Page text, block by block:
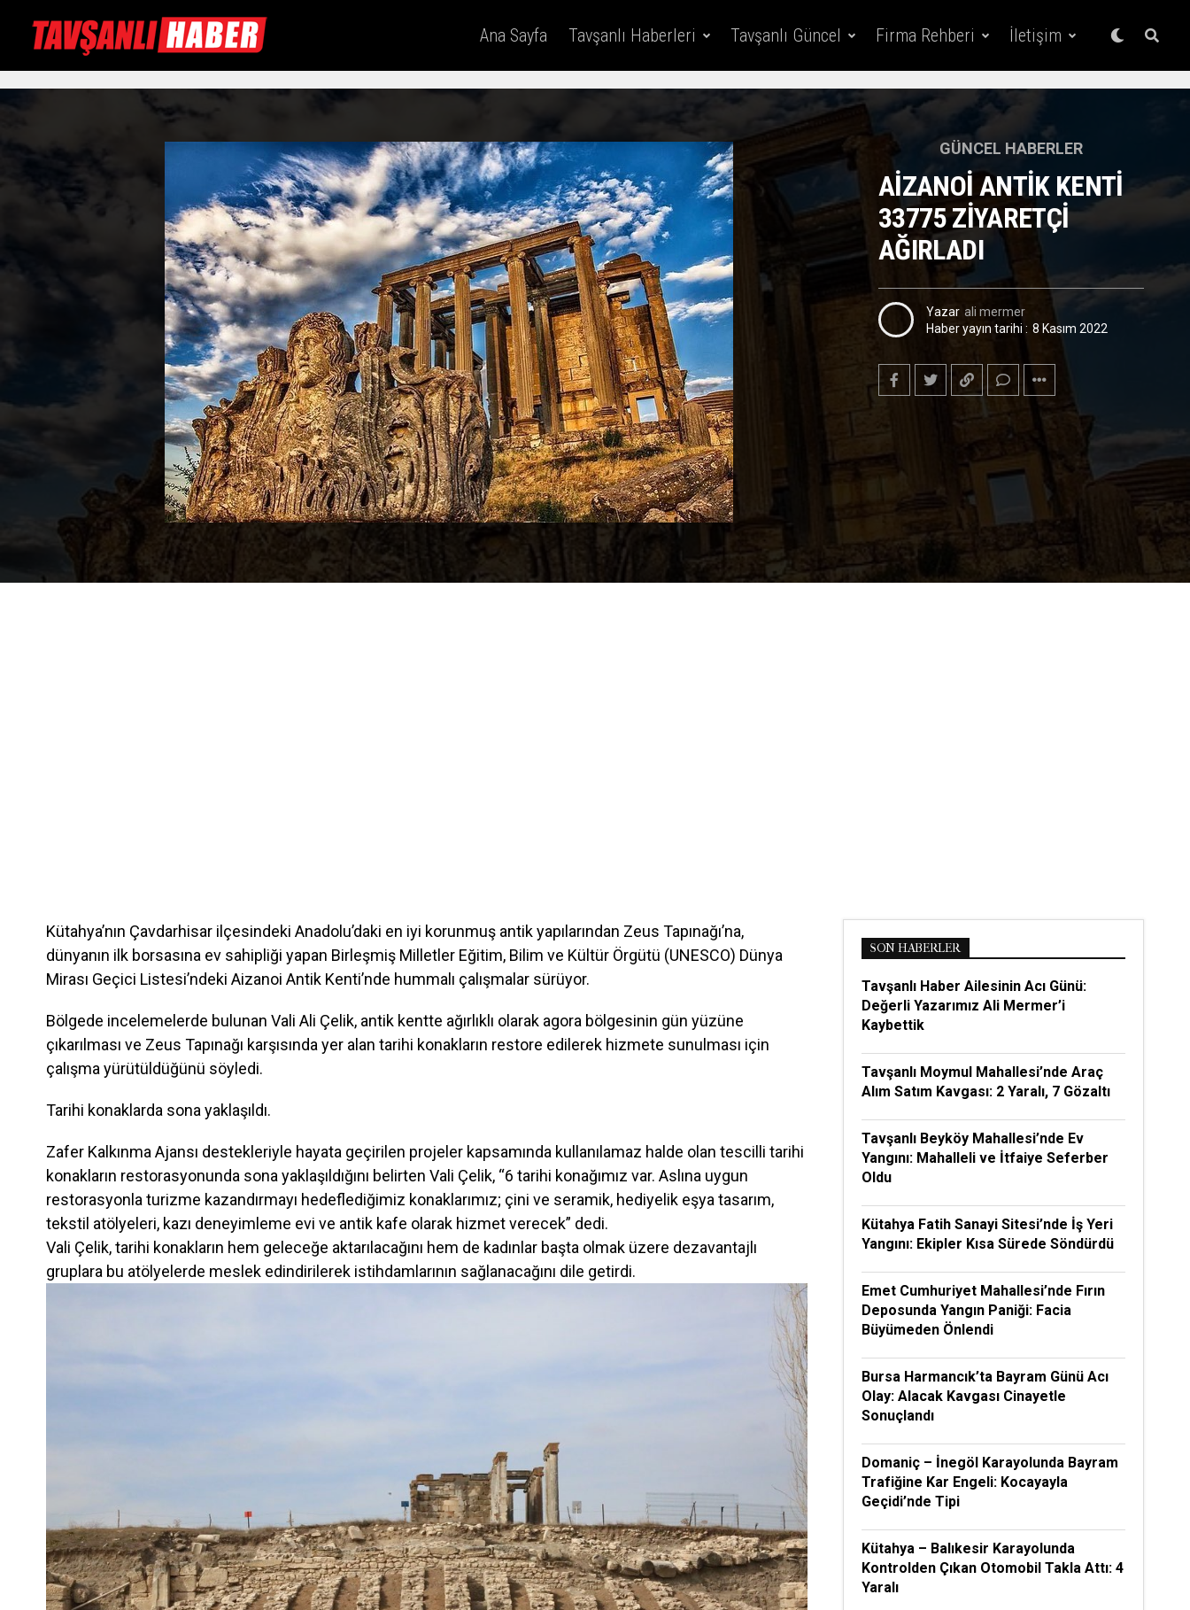
Ana Sayfa Tavşanlı Haberleri Tavşanlı Güncel Firma Rehberi İletişim
GÜNCEL HABERLER
AİZANOİ ANTİK KENTİ
33775 ZİYARETÇİ
AĞIRLADI
Yazar ali mermer
Haber yayın tarihi : 8 Kasım 2022
Kütahya’nın Çavdarhisar ilçesindeki Anadolu’daki en iyi korunmuş antik yapılarından Zeus Tapınağı’na,
dünyanın ilk borsasına ev sahipliği yapan Birleşmiş Milletler Eğitim, Bilim ve Kültür Örgütü (UNESCO) Dünya
Mirası Geçici Listesi’ndeki Aizanoi Antik Kenti’nde hummalı çalışmalar sürüyor.
Bölgede incelemelerde bulunan Vali Ali Çelik, antik kentte ağırlıklı olarak agora bölgesinin gün yüzüne
çıkarılması ve Zeus Tapınağı karşısında yer alan tarihi konakların restore edilerek hizmete sunulması için
çalışma yürütüldüğünü söyledi.
Tarihi konaklarda sona yaklaşıldı.
Zafer Kalkınma Ajansı destekleriyle hayata geçirilen projeler kapsamında kullanılamaz halde olan tescilli tarihi
konakların restorasyonunda sona yaklaşıldığını belirten Vali Çelik, “6 tarihi konağımız var. Aslına uygun
restorasyonla turizme kazandırmayı hedeflediğimiz konaklarımız; çini ve seramik, hediyelik eşya tasarım,
tekstil atölyeleri, kazı deneyimleme evi ve antik kafe olarak hizmet verecek” dedi.
Vali Çelik, tarihi konakların hem geleceğe aktarılacağını hem de kadınlar başta olmak üzere dezavantajlı
gruplara bu atölyelerde meslek edindirilerek istihdamlarının sağlanacağını dile getirdi.
SON HABERLER
Tavşanlı Haber Ailesinin Acı Günü:
Değerli Yazarımız Ali Mermer’i
Kaybettik
Tavşanlı Moymul Mahallesi’nde Araç
Alım Satım Kavgası: 2 Yaralı, 7 Gözaltı
Tavşanlı Beyköy Mahallesi’nde Ev
Yangını: Mahalleli ve İtfaiye Seferber
Oldu
Kütahya Fatih Sanayi Sitesi’nde İş Yeri
Yangını: Ekipler Kısa Sürede Söndürdü
Emet Cumhuriyet Mahallesi’nde Fırın
Deposunda Yangın Paniği: Facia
Büyümeden Önlendi
Bursa Harmancık’ta Bayram Günü Acı
Olay: Alacak Kavgası Cinayetle
Sonuçlandı
Domaniç – İnegöl Karayolunda Bayram
Trafiğine Kar Engeli: Kocayayla
Geçidi’nde Tipi
Kütahya – Balıkesir Karayolunda
Kontrolden Çıkan Otomobil Takla Attı: 4
Yaralı